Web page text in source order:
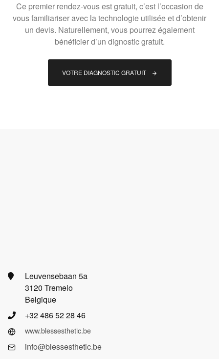
Ce premier rendez-vous est gratuit, c’est l’occasion de
vous familiariser avec la technologie utilisée et d’obtenir
un devis. Naturellement, vous pourrez également
bénéficier d’un dignostic gratuit.
VOTRE DIAGNOSTIC GRATUIT
Leuvensebaan 5a
3120 Tremelo
Belgique
+32 486 52 28 46
www.blessesthetic.be
info@blessesthetic.be